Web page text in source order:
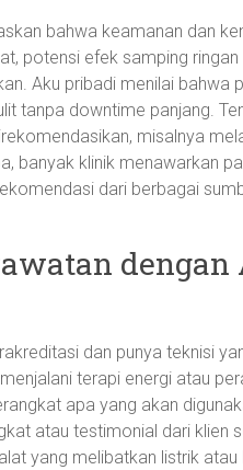
bahwa keamanan dan
potensi efek samping
Aku pribadi menilai bahwa
tanpa downtime panjang.
misalnya
banyak klinik menawarkan
dari berbagai
dengan
dan punya teknisi
terapi energi atau
apa yang akan
atau testimonial dari klien
yang melibatkan listrik atau